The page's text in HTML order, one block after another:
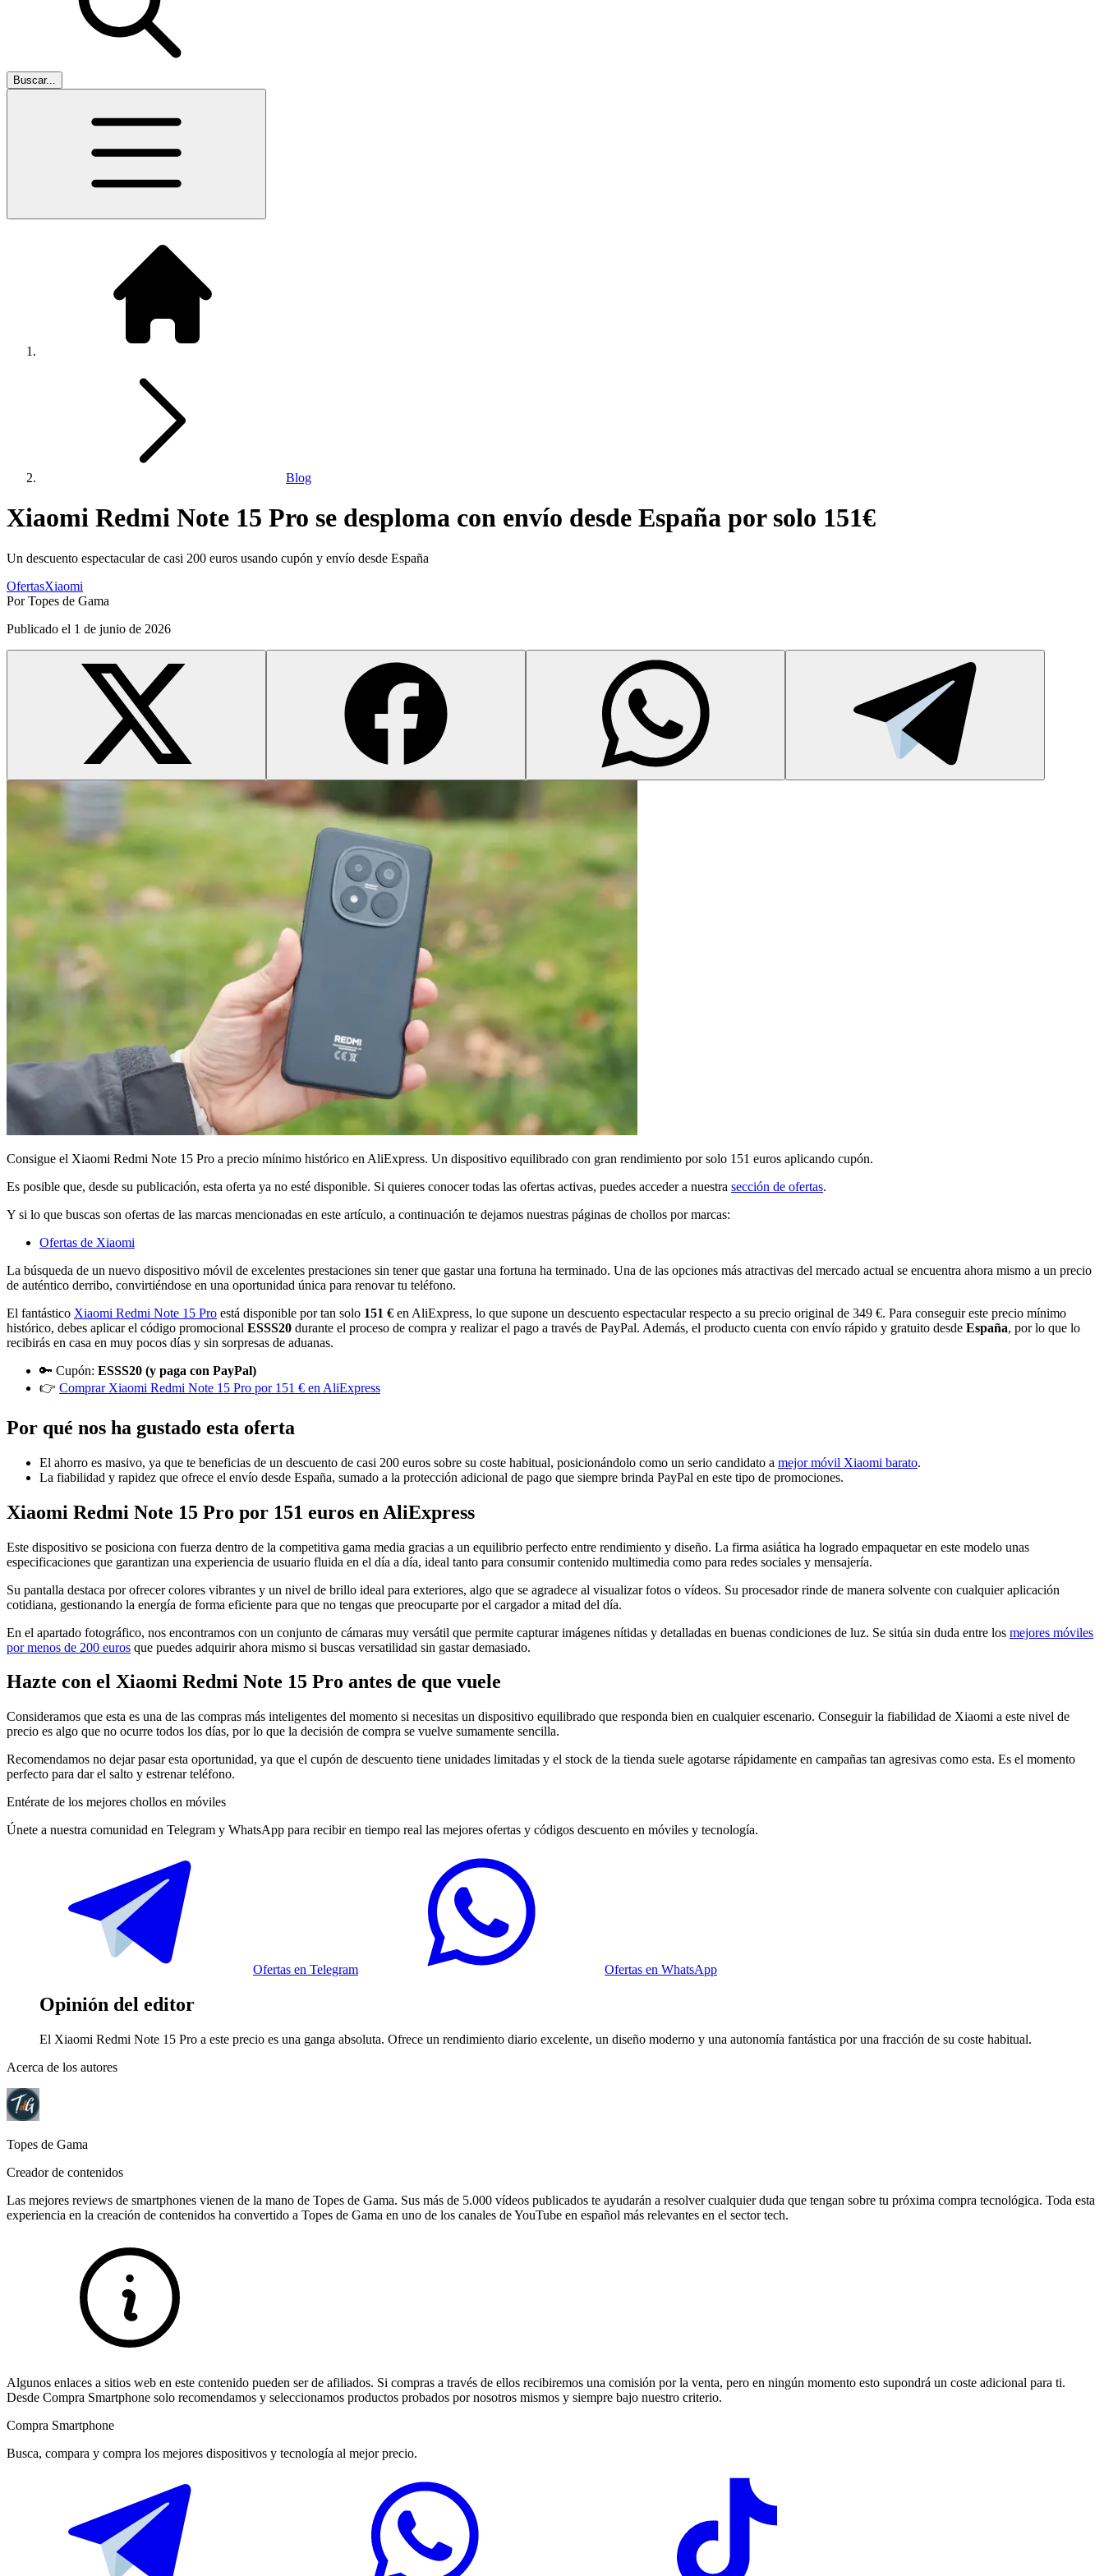
Buscar...
Blog
Xiaomi Redmi Note 15 Pro se desploma con envío desde España por solo 151€
Un descuento espectacular de casi 200 euros usando cupón y envío desde España
OfertasXiaomi
Por Topes de Gama
Publicado el 1 de junio de 2026
Consigue el Xiaomi Redmi Note 15 Pro a precio mínimo histórico en AliExpress. Un dispositivo equilibrado con gran rendimiento por solo 151 euros aplicando cupón.
Es posible que, desde su publicación, esta oferta ya no esté disponible. Si quieres conocer todas las ofertas activas, puedes acceder a nuestra sección de ofertas.
Y si lo que buscas son ofertas de las marcas mencionadas en este artículo, a continuación te dejamos nuestras páginas de chollos por marcas:
Ofertas de Xiaomi
La búsqueda de un nuevo dispositivo móvil de excelentes prestaciones sin tener que gastar una fortuna ha terminado. Una de las opciones más atractivas del mercado actual se encuentra ahora mismo a un precio
de auténtico derribo, convirtiéndose en una oportunidad única para renovar tu teléfono.
El fantástico Xiaomi Redmi Note 15 Pro está disponible por tan solo 151 € en AliExpress, lo que supone un descuento espectacular respecto a su precio original de 349 €. Para conseguir este precio mínimo
histórico, debes aplicar el código promocional ESSS20 durante el proceso de compra y realizar el pago a través de PayPal. Además, el producto cuenta con envío rápido y gratuito desde España, por lo que lo
recibirás en casa en muy pocos días y sin sorpresas de aduanas.
🔑 Cupón: ESSS20 (y paga con PayPal)
👉 Comprar Xiaomi Redmi Note 15 Pro por 151 € en AliExpress
Por qué nos ha gustado esta oferta
El ahorro es masivo, ya que te beneficias de un descuento de casi 200 euros sobre su coste habitual, posicionándolo como un serio candidato a mejor móvil Xiaomi barato.
La fiabilidad y rapidez que ofrece el envío desde España, sumado a la protección adicional de pago que siempre brinda PayPal en este tipo de promociones.
Xiaomi Redmi Note 15 Pro por 151 euros en AliExpress
Este dispositivo se posiciona con fuerza dentro de la competitiva gama media gracias a un equilibrio perfecto entre rendimiento y diseño. La firma asiática ha logrado empaquetar en este modelo unas
especificaciones que garantizan una experiencia de usuario fluida en el día a día, ideal tanto para consumir contenido multimedia como para redes sociales y mensajería.
Su pantalla destaca por ofrecer colores vibrantes y un nivel de brillo ideal para exteriores, algo que se agradece al visualizar fotos o vídeos. Su procesador rinde de manera solvente con cualquier aplicación
cotidiana, gestionando la energía de forma eficiente para que no tengas que preocuparte por el cargador a mitad del día.
En el apartado fotográfico, nos encontramos con un conjunto de cámaras muy versátil que permite capturar imágenes nítidas y detalladas en buenas condiciones de luz. Se sitúa sin duda entre los mejores móviles
por menos de 200 euros que puedes adquirir ahora mismo si buscas versatilidad sin gastar demasiado.
Hazte con el Xiaomi Redmi Note 15 Pro antes de que vuele
Consideramos que esta es una de las compras más inteligentes del momento si necesitas un dispositivo equilibrado que responda bien en cualquier escenario. Conseguir la fiabilidad de Xiaomi a este nivel de
precio es algo que no ocurre todos los días, por lo que la decisión de compra se vuelve sumamente sencilla.
Recomendamos no dejar pasar esta oportunidad, ya que el cupón de descuento tiene unidades limitadas y el stock de la tienda suele agotarse rápidamente en campañas tan agresivas como esta. Es el momento
perfecto para dar el salto y estrenar teléfono.
Entérate de los mejores chollos en móviles
Únete a nuestra comunidad en Telegram y WhatsApp para recibir en tiempo real las mejores ofertas y códigos descuento en móviles y tecnología.
Ofertas en Telegram Ofertas en WhatsApp
Opinión del editor
El Xiaomi Redmi Note 15 Pro a este precio es una ganga absoluta. Ofrece un rendimiento diario excelente, un diseño moderno y una autonomía fantástica por una fracción de su coste habitual.
Acerca de los autores
Topes de Gama
Creador de contenidos
Las mejores reviews de smartphones vienen de la mano de Topes de Gama. Sus más de 5.000 vídeos publicados te ayudarán a resolver cualquier duda que tengan sobre tu próxima compra tecnológica. Toda esta
experiencia en la creación de contenidos ha convertido a Topes de Gama en uno de los canales de YouTube en español más relevantes en el sector tech.
Algunos enlaces a sitios web en este contenido pueden ser de afiliados. Si compras a través de ellos recibiremos una comisión por la venta, pero en ningún momento esto supondrá un coste adicional para ti.
Desde Compra Smartphone solo recomendamos y seleccionamos productos probados por nosotros mismos y siempre bajo nuestro criterio.
Compra Smartphone
Busca, compara y compra los mejores dispositivos y tecnología al mejor precio.